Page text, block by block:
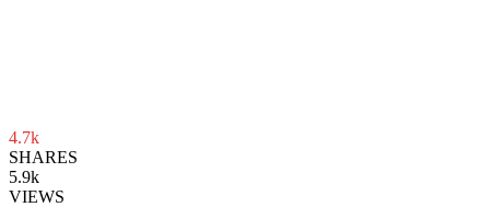
4.7k
SHARES
5.9k
VIEWS